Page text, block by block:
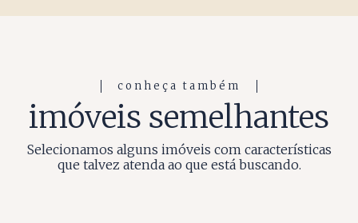
conheça também
imóveis semelhantes
Selecionamos alguns imóveis com características
que talvez atenda ao que está buscando.